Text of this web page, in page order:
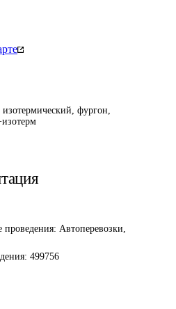
фургон,
проведения: Автоперевозки,
499756